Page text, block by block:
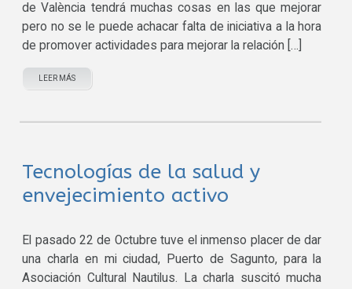
de València tendrá muchas cosas en las que mejorar
pero no se le puede achacar falta de iniciativa a la hora
de promover actividades para mejorar la relación […]
LEER MÁS
Tecnologías de la salud y
envejecimiento activo
El pasado 22 de Octubre tuve el inmenso placer de dar
una charla en mi ciudad, Puerto de Sagunto, para la
Asociación Cultural Nautilus. La charla suscitó mucha